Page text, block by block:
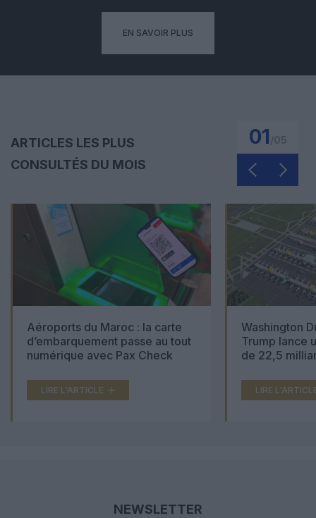
EN SAVOIR PLUS
ARTICLES LES PLUS
CONSULTÉS DU MOIS
01
Aéroports du Maroc : la carte
d’embarquement passe au tout
numérique avec Pax Check
LIRE L'ARTICLE
Washington
Trump lance
de 22,5
LIRE
NEWSLETTER